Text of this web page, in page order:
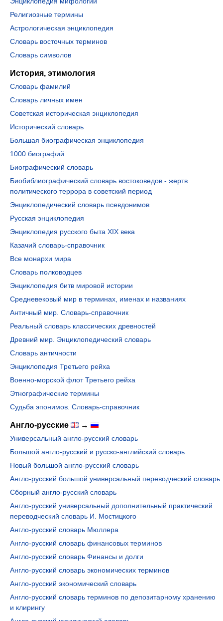
Религиозные термины
Астрологическая энциклопедия
Словарь восточных терминов
Словарь символов
История, этимология
Словарь фамилий
Словарь личных имен
Советская историческая энциклопедия
Исторический словарь
Большая биографическая энциклопедия
1000 биографий
Биографический словарь
Биобиблиографический словарь востоковедов - жертв
политического террора в советский период
Энциклопедический словарь псевдонимов
Русская энциклопедия
Энциклопедия русского быта XIX века
Казачий словарь-справочник
Все монархи мира
Словарь полководцев
Энциклопедия битв мировой истории
Средневековый мир в терминах, именах и названиях
Античный мир. Словарь-справочник
Реальный словарь классических древностей
Древний мир. Энциклопедический словарь
Словарь античности
Энциклопедия Третьего рейха
Военно-морской флот Третьего рейха
Этнографические термины
Судьба эпонимов. Словарь-справочник
Англо-русские →
Универсальный англо-русский словарь
Большой англо-русский и русско-английский словарь
Новый большой англо-русский словарь
Англо-русский большой универсальный переводческий словарь
Сборный англо-русский словарь
Англо-русский универсальный дополнительный практический
переводческий словарь И. Мостицкого
Англо-русский словарь Мюллера
Англо-русский словарь финансовых терминов
Англо-русский словарь Финансы и долги
Англо-русский словарь экономических терминов
Англо-русский экономический словарь
Англо-русский словарь терминов по депозитарному хранению
и клирингу